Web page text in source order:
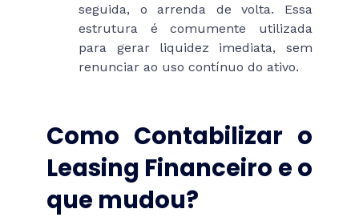
seguida, o arrenda de volta. Essa
estrutura é comumente utilizada
para gerar liquidez imediata, sem
renunciar ao uso contínuo do ativo.
Como Contabilizar o
Leasing Financeiro e o
que mudou?